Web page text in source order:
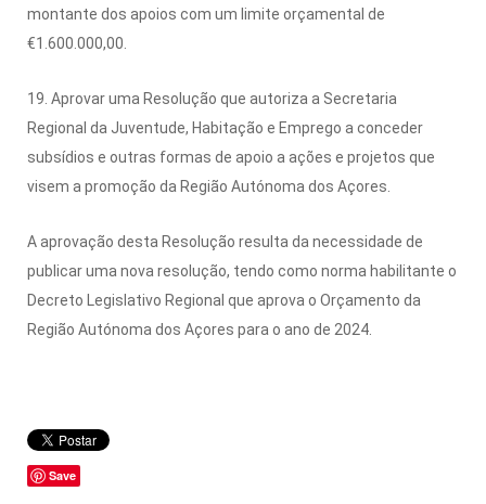
montante dos apoios com um limite orçamental de
€1.600.000,00.
19. Aprovar uma Resolução que autoriza a Secretaria
Regional da Juventude, Habitação e Emprego a conceder
subsídios e outras formas de apoio a ações e projetos que
visem a promoção da Região Autónoma dos Açores.
A aprovação desta Resolução resulta da necessidade de
publicar uma nova resolução, tendo como norma habilitante o
Decreto Legislativo Regional que aprova o Orçamento da
Região Autónoma dos Açores para o ano de 2024.
Save